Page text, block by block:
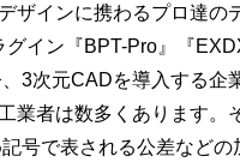
ザインに携わるプロ達
グイン『BPT-Pro』『
3次元CADを導入する
業者は数多くあります。
号で表される公差など